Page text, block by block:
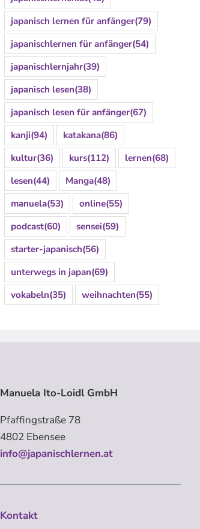
japanisch lernen für anfänger(79)
japanischlernen für anfänger(54)
japanischlernjahr(39)
japanisch lesen(38)
japanisch lesen für anfänger(67)
kanji(94) katakana(86)
kultur(36) kurs(112) lernen(68)
lesen(44) Manga(48)
manuela(53) online(55)
podcast(60) sensei(59)
starter-japanisch(56)
unterwegs in japan(69)
vokabeln(35) weihnachten(55)
Manuela Ito-Loidl GmbH
Pfaffingstraße 78
4802 Ebensee
info@japanischlernen.at
Kontakt